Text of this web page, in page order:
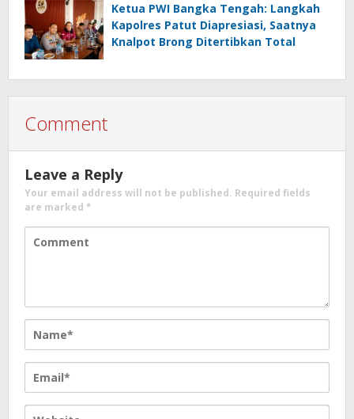
Ketua PWI Bangka Tengah: Langkah
Kapolres Patut Diapresiasi, Saatnya
Knalpot Brong Ditertibkan Total
Comment
Leave a Reply
Your email address will not be published. Required fields
are marked *